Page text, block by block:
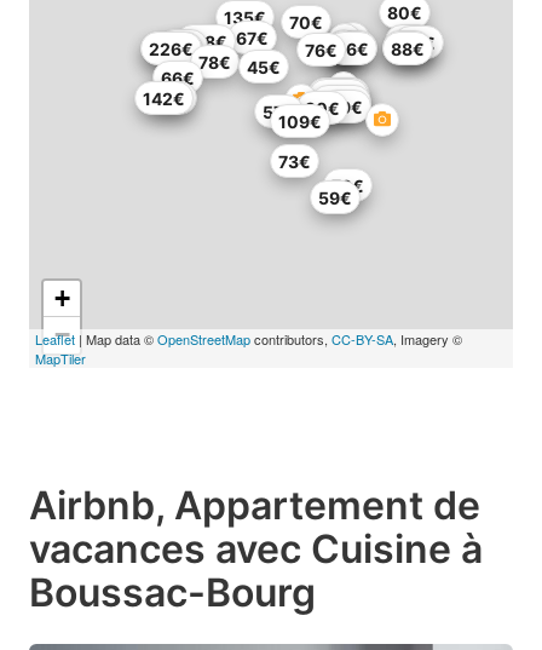
67€
56€
150€
90€
76€
109€
209€
80€
72€
88€
99€
62€
65€
73€
57€
46€
108€
204€
142€
78€
70€
67€
66€
45€
135€
226€
59€
109€
79€
59€
+
−
Leaflet | Map data ©OpenStreetMapcontributors, CC-BY-SA, Imagery ©
MapTiler
Airbnb, Appartement de
vacances avec Cuisine à
Boussac-Bourg